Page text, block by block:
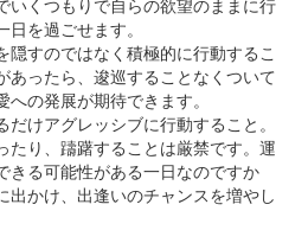
いくつもりで自らの欲望のままに行
を過ごせます。
すのではなく積極的に行動するこ
あったら、逡巡することなくついて
の発展が期待できます。
けアグレッシブに行動すること。
たり、躊躇することは厳禁です。運
きる可能性がある一日なのですか
出かけ、出逢いのチャンスを増やし